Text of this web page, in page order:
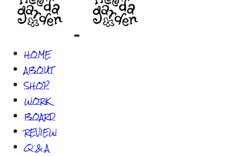
HOME
ABOUT
SHOP
WORK
BOARD
REVIEW
Q & A